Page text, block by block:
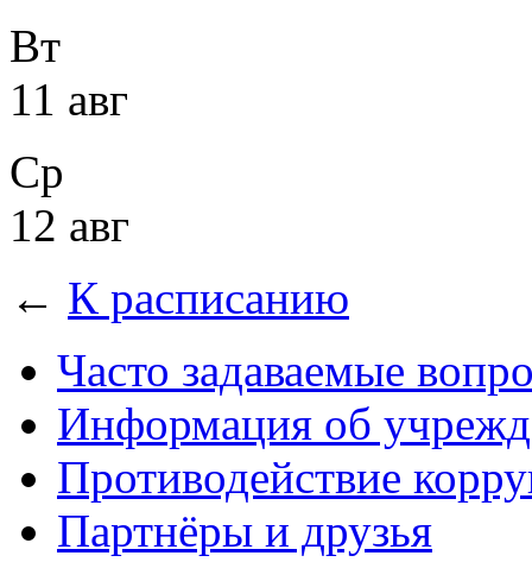
Вт
11 авг
Ср
12 авг
← К расписанию
Часто задаваемые
Информация об
Противодействие
Партнёры и друзья